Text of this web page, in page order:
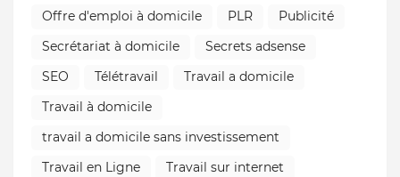
Offre d'emploi à domicile
PLR
Publicité
Secrétariat à domicile
Secrets adsense
SEO
Télétravail
Travail a domicile
Travail à domicile
travail a domicile sans investissement
Travail en Ligne
Travail sur internet